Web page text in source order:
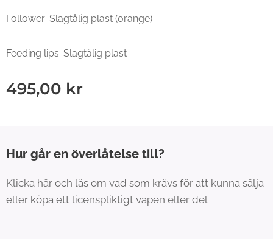
Follower: Slagtålig plast (orange)
Feeding lips: Slagtålig plast
495,00 kr
Hur går en överlåtelse till?
Klicka här och läs om vad som krävs för att kunna sälja
eller köpa ett licenspliktigt vapen eller del